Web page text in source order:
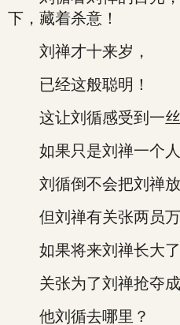
下，藏着杀意！
刘禅才十来岁，
已经这般聪明！
这让刘循感受到一丝
如果只是刘禅一个人
刘循倒不会把刘禅放
但刘禅有关张两员万
如果将来刘禅长大了
关张为了刘禅抢夺成
他刘循去哪里？